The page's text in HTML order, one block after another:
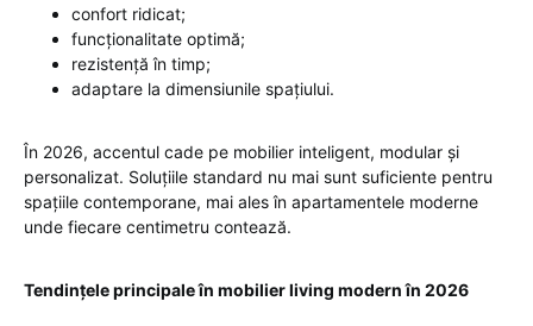
confort ridicat;
funcționalitate optimă;
rezistență în timp;
adaptare la dimensiunile spațiului.
În 2026, accentul cade pe mobilier inteligent, modular și
personalizat. Soluțiile standard nu mai sunt suficiente pentru
spațiile contemporane, mai ales în apartamentele moderne
unde fiecare centimetru contează.
Tendințele principale în mobilier living modern în 2026